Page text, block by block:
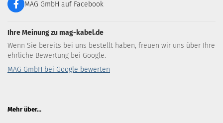
MAG GmbH auf Facebook
Ihre Meinung zu mag-kabel.de
Wenn Sie bereits bei uns bestellt haben, freuen wir uns über Ihre
ehrliche Bewertung bei Google.
MAG GmbH bei Google bewerten
Mehr über...